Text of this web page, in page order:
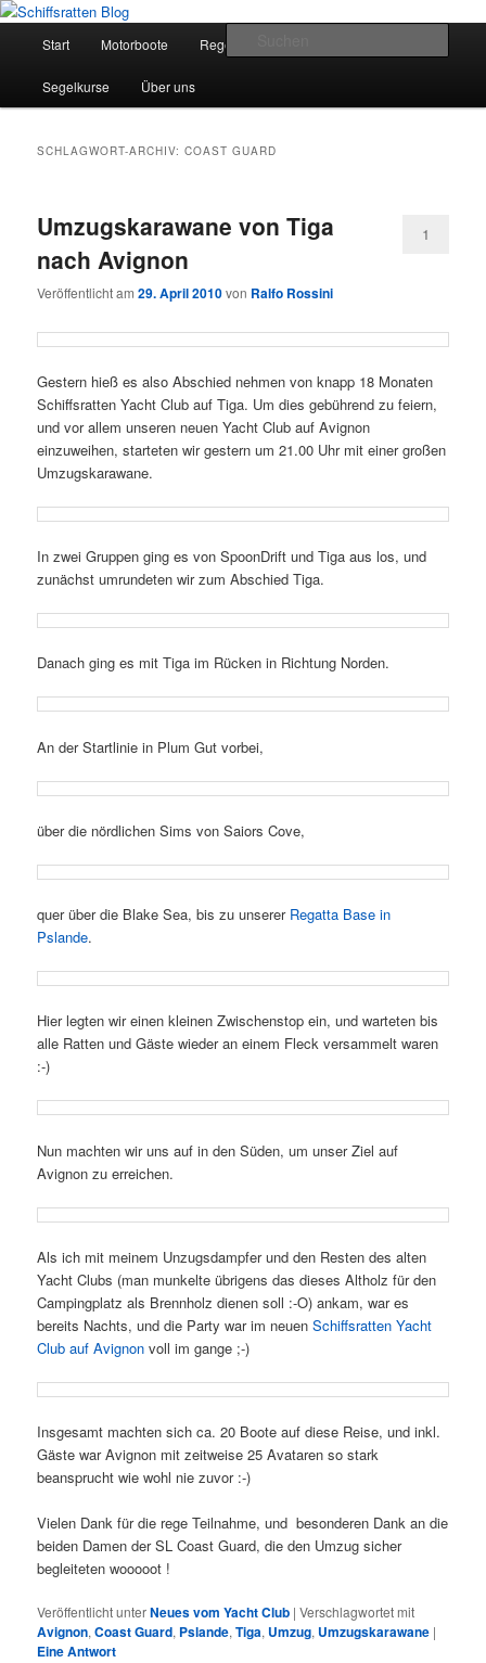
Zum
springen
Zum
springenSchiffsratten Blog
Segelsport in Second Life
Start Motorboote Regelkunde
Segelkurse Über uns
SCHLAGWORT-ARCHIV:COAST GUARD
Umzugskarawane von Tiga
nach Avignon
Veröffentlicht am29. April 2010von Ralfo Rossini
1
Gestern hieß es also Abschied nehmen von knapp 18 Monaten
Schiffsratten Yacht Club auf Tiga. Um dies gebührend zu feiern,
und vor allem unseren neuen Yacht Club auf Avignon
einzuweihen, starteten wir gestern um 21.00 Uhr mit einer großen
Umzugskarawane.
In zwei Gruppen ging es von SpoonDrift und Tiga aus los, und
zunächst umrundeten wir zum Abschied Tiga.
Danach ging es mit Tiga im Rücken in Richtung Norden.
An der Startlinie in Plum Gut vorbei,
über die nördlichen Sims von Saiors Cove,
quer über die Blake Sea, bis zu unserer Regatta Base in
Pslande.
Hier legten wir einen kleinen Zwischenstop ein, und warteten bis
alle Ratten und Gäste wieder an einem Fleck versammelt waren
:-)
Nun machten wir uns auf in den Süden, um unser Ziel auf
Avignon zu erreichen.
Als ich mit meinem Unzugsdampfer und den Resten des alten
Yacht Clubs (man munkelte übrigens das dieses Altholz für den
Campingplatz als Brennholz dienen soll :-O) ankam, war es
bereits Nachts, und die Party war im neuenSchiffsratten Yacht
Club auf Avignon voll im gange ;-)
Insgesamt machten sich ca. 20 Boote auf diese Reise, und inkl.
Gäste war Avignon mit zeitweise 25 Avataren so stark
beansprucht wie wohl nie zuvor :-)
Vielen Dank für die rege Teilnahme, und besonderen Dank an die
beiden Damen der SL Coast Guard, die den Umzug sicher
begleiteten wooooot !
Veröffentlicht unterNeues vom Yacht Club |Verschlagwortet mit
Avignon,Coast Guard, Pslande,Tiga, Umzug, Umzugskarawane |
EineAntwort